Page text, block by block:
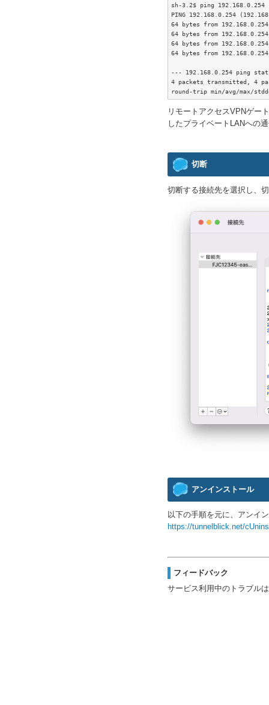
sh-3.2$ ping 192.168.0.254
PING 192.168.0.254
64 bytes from
64 bytes from
64 bytes from
64 bytes from
--- 192.168.0.254 ping
4 packets transmitted, 4
round-trip min/avg/max/
リモートアクセスVPNゲー
したプライベートLANへの
切断
切断する接続先を選択し、
アンインストール
以下の手順を元に、アンイ
https://tunnelblick.net/
フィードバック
サービス利用中のトラブル